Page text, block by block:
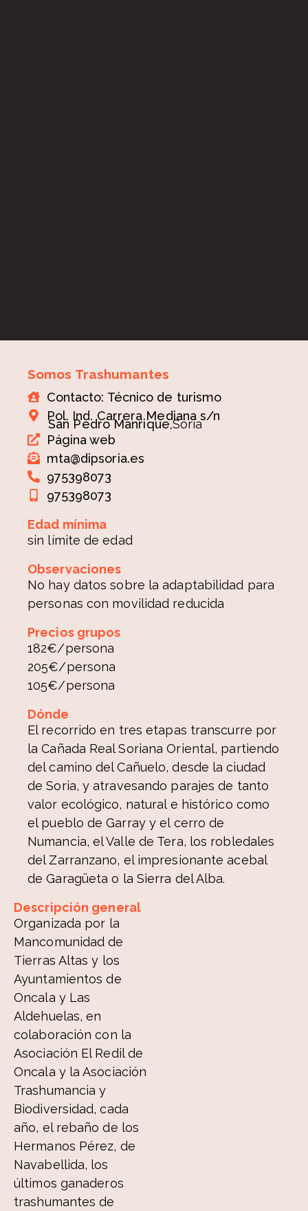
Somos Trashumantes
Contacto: Técnico de turismo
Pol. Ind. Carrera Mediana s/n
San Pedro Manrique,Soria
Página web
mta@dipsoria.es
975398073
975398073
Edad mínima
sin límite de edad
Observaciones
No hay datos sobre la adaptabilidad para
personas con movilidad reducida
Precios grupos
182€/persona
205€/persona
105€/persona
Dónde
El recorrido en tres etapas transcurre por
la Cañada Real Soriana Oriental, partiendo
del camino del Cañuelo, desde la ciudad
de Soria, y atravesando parajes de tanto
valor ecológico, natural e histórico como
el pueblo de Garray y el cerro de
Numancia, el Valle de Tera, los robledales
del Zarranzano, el impresionante acebal
de Garagüeta o la Sierra del Alba.
Descripción general
Organizada por la
Mancomunidad de
Tierras Altas y los
Ayuntamientos de
Oncala y Las
Aldehuelas, en
colaboración con la
Asociación El Redil de
Oncala y la Asociación
Trashumancia y
Biodiversidad, cada
año, el rebaño de los
Hermanos Pérez, de
Navabellida, los
últimos ganaderos
trashumantes de